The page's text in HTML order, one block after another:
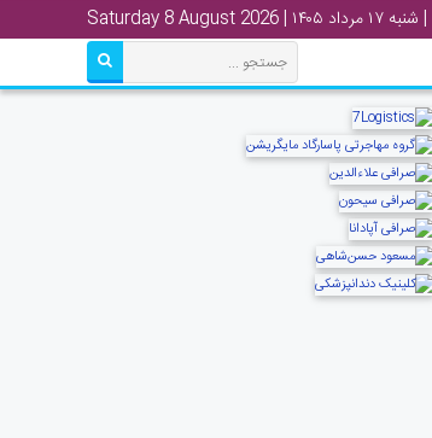
| شنبه ۱۷ مرداد ۱۴۰۵ | Saturday 8 August 2026